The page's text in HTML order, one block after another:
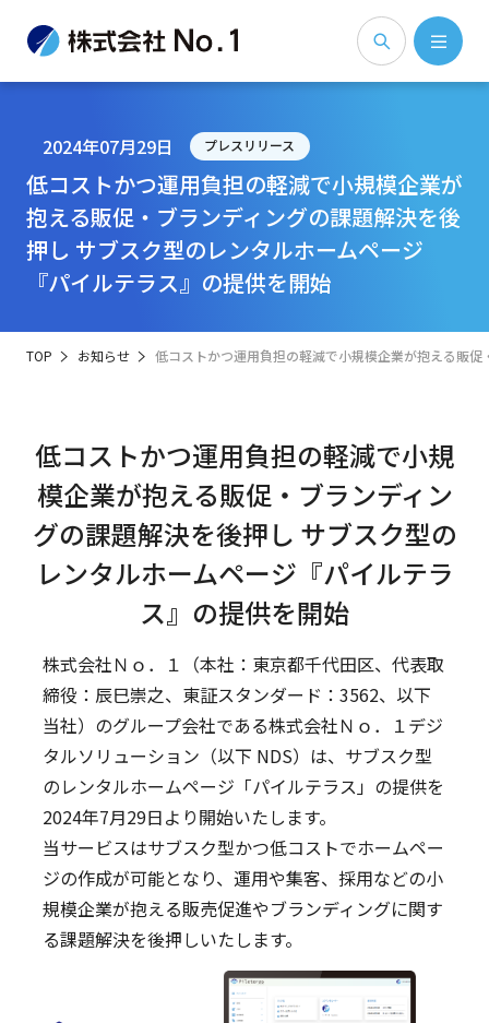
2024年07月29日 プレスリリース
低コストかつ運用負担の軽減で小規模企業が
抱える販促・ブランディングの課題解決を後
押し サブスク型のレンタルホームページ
『パイルテラス』の提供を開始
TOP お知らせ 低コストかつ運用負担の軽減で小規模企業が抱える販
低コストかつ運用負担の軽減で小規
模企業が抱える販促・ブランディン
グの課題解決を後押し サブスク型の
レンタルホームページ『パイルテラ
ス』の提供を開始
株式会社Ｎｏ．１（本社：東京都千代田区、代表取
締役：辰巳崇之、東証スタンダード：3562、以下
当社）のグループ会社である株式会社Ｎｏ．１デジ
タルソリューション（以下 NDS）は、サブスク型
のレンタルホームページ「パイルテラス」の提供を
2024年7月29日より開始いたします。
当サービスはサブスク型かつ低コストでホームペー
ジの作成が可能となり、運用や集客、採用などの小
規模企業が抱える販売促進やブランディングに関す
る課題解決を後押しいたします。